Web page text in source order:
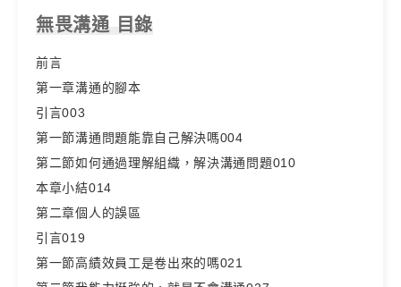
無畏溝通 目錄
前言
第一章溝通的腳本
引言003
第一節溝通問題能靠自己解決嗎004
第二節如何通過理解組織，解決溝通問題010
本章小結014
第二章個人的誤區
引言019
第一節高績效員工是卷出來的嗎021